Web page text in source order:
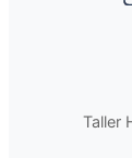
Taller